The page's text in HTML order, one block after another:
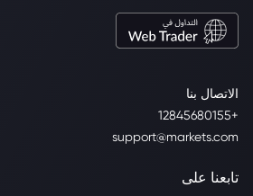
الاتصال بنا
+12845680155
support@markets.com
تابعنا على